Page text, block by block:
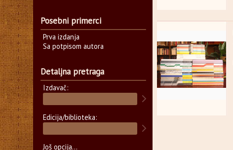
Posebni primerci
Prva izdanja
Sa potpisom autora
Detaljna pretraga
Izdavač:
Edicija/biblioteka:
Još opcija...